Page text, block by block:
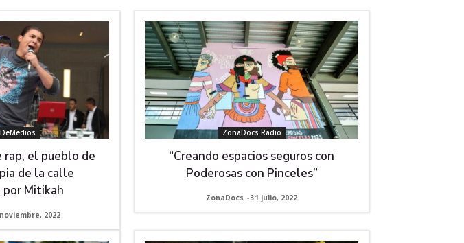
rap, el pueblo de
de la calle
por Mitikah
2022
ZonaDocs Radio
“Creando espacios seguros con
Poderosas con Pinceles”
ZonaDocs -31 julio, 2022